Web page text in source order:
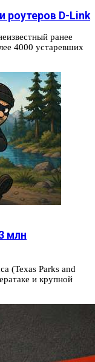
роутеров D-Link
ранее
4000 устаревших
млн
(Texas Parks and
и крупной